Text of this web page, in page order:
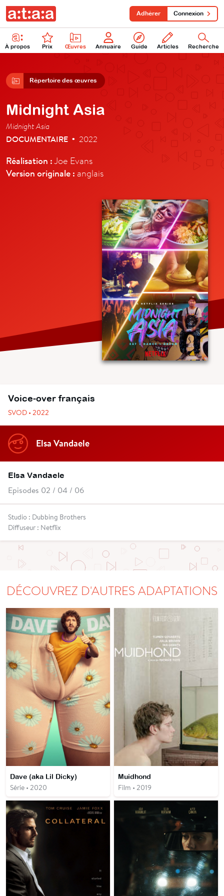
À propos Prix Œuvres Annuaire Guide Articles Recherche
Adhérer Connexion
Répertoire des œuvres
Midnight Asia
Midnight Asia
DOCUMENTAIRE • 2022
Réalisation :Joe Evans
Version originale : anglais
Voice-over français
SVOD • 2022
Elsa Vandaele
Elsa Vandaele
Episodes 02 / 04 / 06
Studio : Dubbing Brothers
Diffuseur : Netflix
DÉCOUVREZ D'AUTRES ADAPTATIONS
Dave (aka Lil Dicky)
Série • 2020
Muidhond
Film • 2019